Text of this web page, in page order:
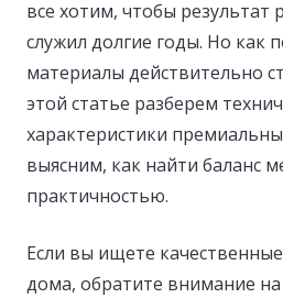
все хотим, чтобы результат
служил долгие годы. Но как
материалы действительно
этой статье разберем
характеристики
выясним, как найти баланс
практичностью.
Если вы ищете
дома, обратите внимание на